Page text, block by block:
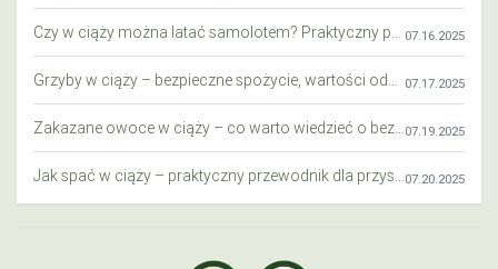
07.16.2025
07.17.2025
07.19.2025
07.20.2025